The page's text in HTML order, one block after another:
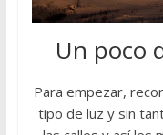
Un poco
Para empezar,
tipo de luz y sin